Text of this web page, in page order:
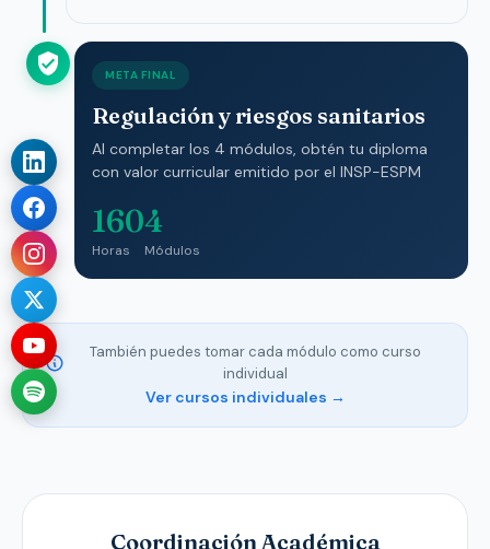
META FINAL
Regulación y riesgos sanitarios
Al completar los 4 módulos, obtén tu diploma
con valor curricular emitido por el INSP-ESPM
160
Horas
4
Módulos
También puedes tomar cada módulo como curso
individual
Ver cursos individuales →
Coordinación Académica